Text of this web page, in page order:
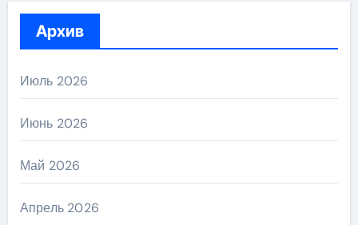
Архив
Июль 2026
Июнь 2026
Май 2026
Апрель 2026